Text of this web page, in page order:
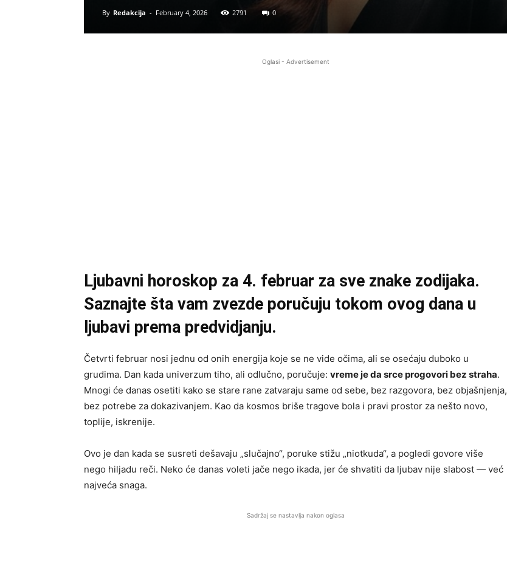
By Redakcija - February 4, 2026 2791 0
Oglasi - Advertisement
Ljubavni horoskop za 4. februar za sve znake zodijaka.
Saznajte šta vam zvezde poručuju tokom ovog dana u
ljubavi prema predvidjanju.
Četvrti februar nosi jednu od onih energija koje se ne vide očima, ali se osećaju duboko u
grudima. Dan kada univerzum tiho, ali odlučno, poručuje: vreme je da srce progovori bez straha.
Mnogi će danas osetiti kako se stare rane zatvaraju same od sebe, bez razgovora, bez objašnjenja,
bez potrebe za dokazivanjem. Kao da kosmos briše tragove bola i pravi prostor za nešto novo,
toplije, iskrenije.
Ovo je dan kada se susreti dešavaju „slučajno“, poruke stižu „niotkuda“, a pogledi govore više
nego hiljadu reči. Neko će danas voleti jače nego ikada, jer će shvatiti da ljubav nije slabost — već
najveća snaga.
Sadržaj se nastavlja nakon oglasa